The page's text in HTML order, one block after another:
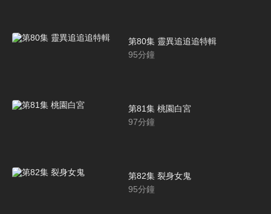
第80集 靈異追追追特輯
95分鐘
第81集 桃園白宮
97分鐘
第82集 裂身女鬼
95分鐘